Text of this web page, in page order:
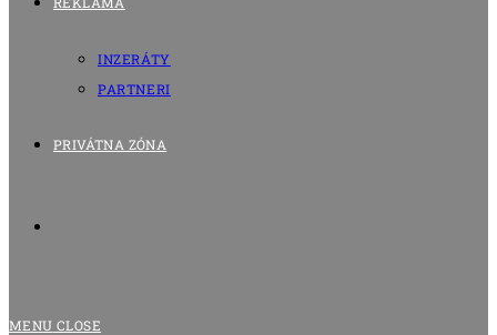
INZERÁTY
PARTNERI
PRIVÁTNA ZÓNA
MENU CLOSE